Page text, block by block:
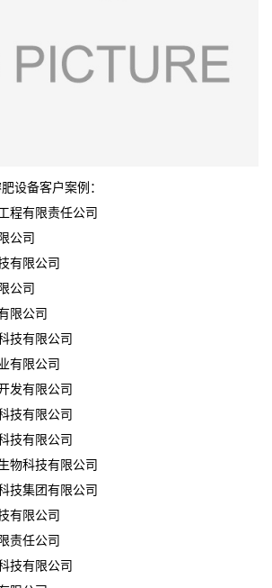
设备客户案例：
程有限责任公司
公司
有限公司
公司
限公司
技有限公司
有限公司
发有限公司
技有限公司
技有限公司
物科技有限公司
技集团有限公司
有限公司
责任公司
技有限公司